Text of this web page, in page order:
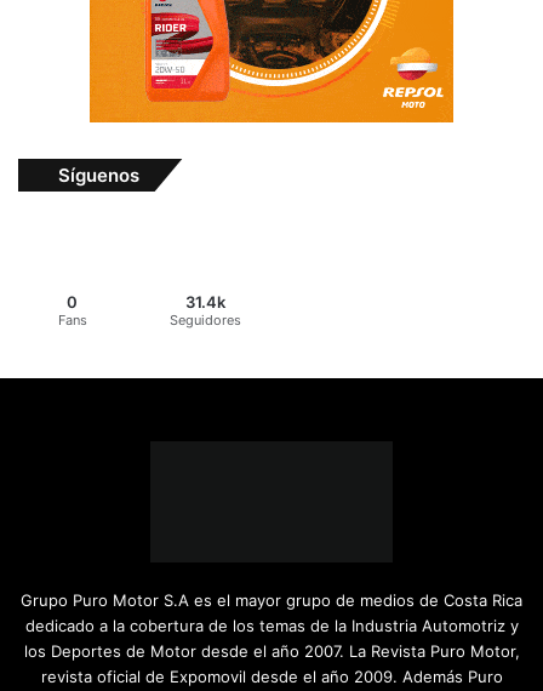
Síguenos
0
Fans
31.4k
Seguidores
Grupo Puro Motor S.A es el mayor grupo de medios de Costa Rica
dedicado a la cobertura de los temas de la Industria Automotriz y
los Deportes de Motor desde el año 2007. La Revista Puro Motor,
revista oficial de Expomovil desde el año 2009. Además Puro